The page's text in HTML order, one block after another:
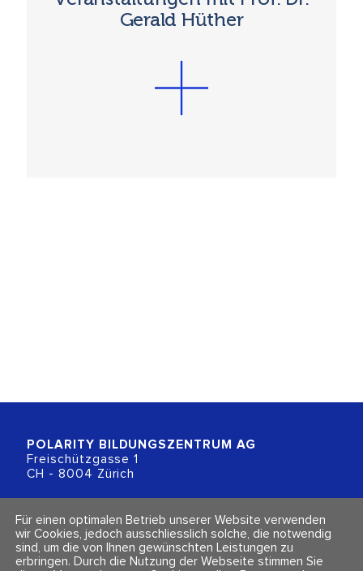
Gerald Hüther
POLARITY BILDUNGSZENTRUM AG
Freischützgasse 1
CH - 8004 Zürich
+41 (0)44 218 80 80
info@polarity.ch
Für einen optimalen Betrieb unserer Website verwenden
wir Cookies, jedoch ausschliesslich solche, die notwendig
sind, um die von Ihnen gewünschten Leistungen zu
erbringen. Durch die Nutzung der Webseite stimmen Sie